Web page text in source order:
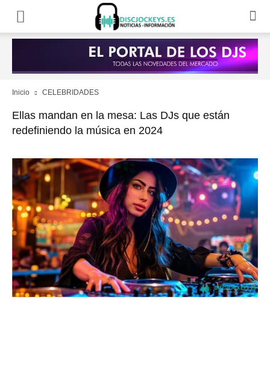
Inicio CELEBRIDADES
Ellas mandan en la mesa: Las DJs que están
redefiniendo la música en 2024